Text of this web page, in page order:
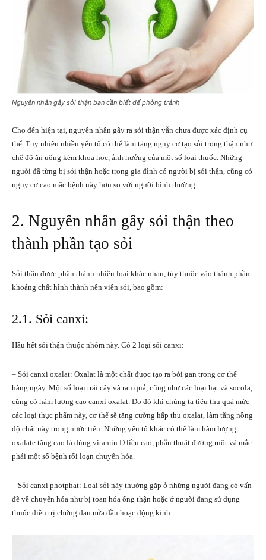
Nguyên nhân gây sỏi thận bạn cần biết để phòng tránh
Cho đến hiện tại, nguyên nhân gây ra sỏi thận vẫn chưa được xác định cụ
thể. Tuy nhiên nhiều yếu tố có thể làm tăng nguy cơ tạo sỏi trong thận như
chế độ ăn uống kém khoa học, ảnh hưởng của một số loại thuốc. Những
người đã từng bị sỏi thận hoặc trong gia đình có người bị sỏi thận, cũng có
nguy cơ cao mắc bệnh này hơn so với người bình thường.
2. Nguyên nhân gây sỏi thận theo
thành phần tạo sỏi
Sỏi thận được phân thành nhiều loại khác nhau, tùy thuộc vào thành phần
khoáng chất hình thành nên viên sỏi, bao gồm:
2.1. Sỏi canxi:
Hầu hết sỏi thận thuộc nhóm này. Có 2 loại sỏi canxi:
– Sỏi canxi oxalat: Oxalat là một chất được tạo ra bởi gan trong cơ thể
hàng ngày. Một số loại trái cây và rau quả, cũng như các loại hạt và socola,
cũng có hàm lượng cao canxi oxalat. Do đó khi chúng ta tiêu thụ quá mức
các loại thực phẩm này, cơ thể sẽ tăng cường hấp thu oxalat, làm tăng nồng
độ chất này trong nước tiểu. Những yếu tố khác có thể làm hàm lượng
oxalate tăng cao là dùng vitamin D liều cao, phẫu thuật đường ruột và mắc
phải một số bệnh rối loạn chuyển hóa.
– Sỏi canxi photphat: Loại sỏi này thường gặp ở những người đang có vấn
đề về chuyển hóa như bị toan hóa ống thận hoặc ở người đang sử dụng
thuốc điều trị chứng đau nửa đầu hoặc động kinh.